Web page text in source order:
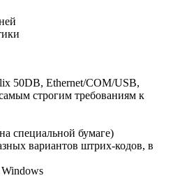
50DB, Ethernet/COM/USB,
строгим требованиям к
специальной бумаге)
вариантов штрих-кодов, в